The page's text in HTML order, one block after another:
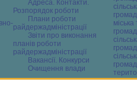
Адреса. Контакти.
Розпорядок роботи
Плани роботи
райдержадміністрації
Звіти про виконання
планів роботи
райдержадміністрації
Вакансії. Конкурси
Очищення влади